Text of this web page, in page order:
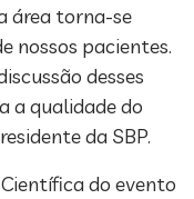
área torna-se
nossos pacientes.
desses
a qualidade do
da SBP.
do evento